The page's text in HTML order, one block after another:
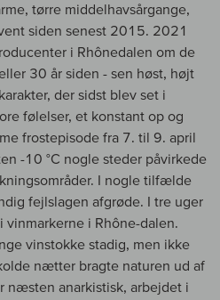
tørre middelhavsårgange,
siden senest 2015. 2021
i Rhônedalen om de
30 år siden - sen høst, højt
der sidst blev set i
følelser, et konstant op og
frostepisode fra 7. til 9. april
-10 °C nogle steder påvirkede
I nogle tilfælde
fejlslagen afgrøde. I tre uger
i Rhône-dalen.
vinstokke stadig, men ikke
nætter bragte naturen ud af
næsten anarkistisk, arbejdet i